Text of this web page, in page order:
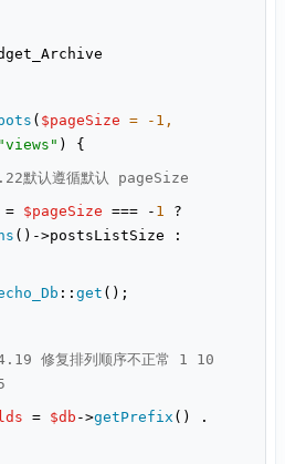
( $pageSize = - 1
"views" )
默认遵循默认 pageSize
= $pageSize === - 1
:: get
修复排列顺序不正常 1 10
= $db ->getPrefix